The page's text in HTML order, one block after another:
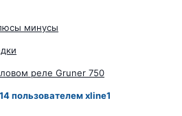
минусы
реле Gruner 750
пользователем xline1